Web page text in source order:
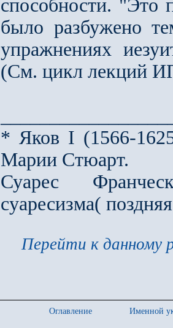
способности. "Это
было разбужено
упражнениях
(См. цикл лекций
* Яков I (1566-
Марии Стюарт.
Суарес
суаресизма(
Перейти к данному
Оглавление
Именной